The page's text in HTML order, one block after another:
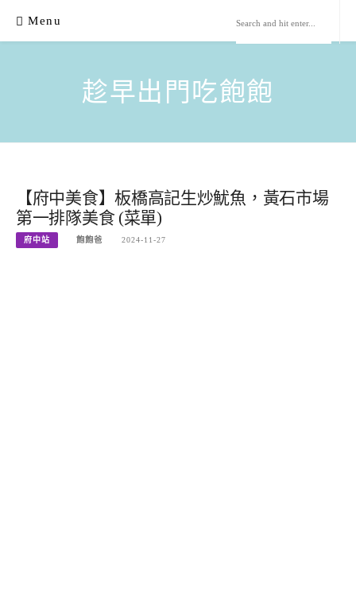
content
Menu
趁早出門吃飽飽
【府中美食】板橋高記生炒魷魚，黃石市場
第一排隊美食 (菜單)
府中站 飽飽爸 2024-11-27